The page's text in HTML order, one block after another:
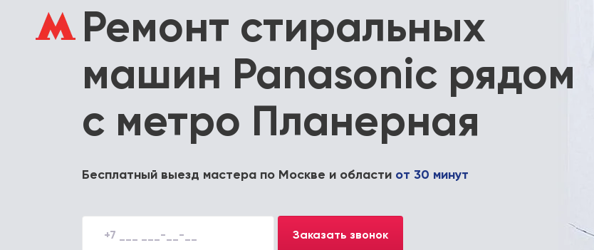
Ремонт стиральных
машин Panasonic рядом
с метро Планерная
Бесплатный выезд мастера по Москве и области от 30 минут
Заказать звонок